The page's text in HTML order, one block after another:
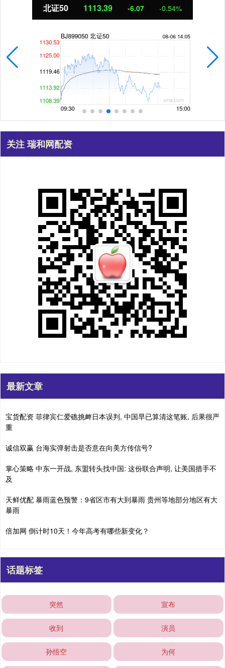
北证50 1113.22 -6.24 -0.56%
关注 瑞和网配资
最新文章
宝货配资 菲律宾仁爱礁挑衅日本误判, 中国早已算清这笔账, 后果很严
重
诚信双赢 台海实弹射击是否意在向美方传信号?
掌心策略 中东一开战, 东盟转头找中国: 这份联合声明, 让美国措手不
及
天鲜优配 暴雨蓝色预警：9省区市有大到暴雨 贵州等地部分地区有大
暴雨
倍加网 倒计时10天！今年高考有哪些新变化？
话题标签
突然 宣布
收到 演员
孙悟空 为何